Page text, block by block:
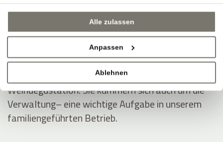
Alle zulassen
Anpassen
Ablehnen
Andreas und Thomas Nicolussi-Leck, arbeiten
meist hinter den Kulissen. Sie sind ein eingespieltes
Team in den Weinbergen und der Weinproduktion.
Mit unseren Gästen diskutieren sie gerne über
Wein und teilen ihr Wissen bei der wöchentlichen
Weindegustation. Sie kümmern sich auch um die
Verwaltung– eine wichtige Aufgabe in unserem
familiengeführten Betrieb.